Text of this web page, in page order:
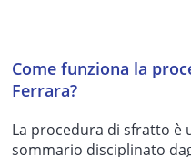
Come funziona la
Ferrara?
La procedura di sfratto è
sommario disciplinato